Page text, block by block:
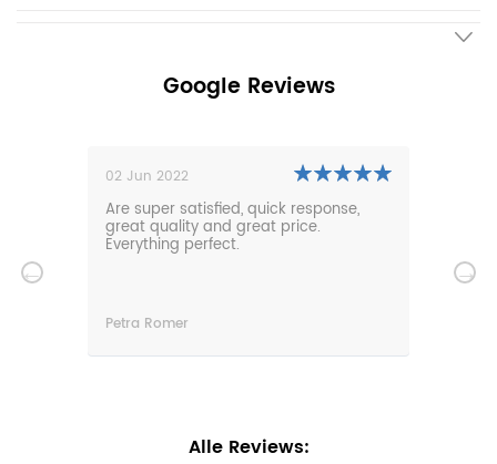
Google Reviews
02 Jun 2022
Are super satisfied, quick response,
great quality and great price.
Everything perfect.
Petra Romer
Alle Reviews: